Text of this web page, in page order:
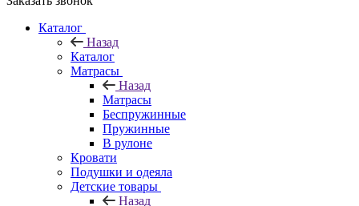
Каталог
Назад
Каталог
Матрасы
Назад
Матрасы
Беспружинные
Пружинные
В рулоне
Кровати
Подушки и одеяла
Детские товары
Назад